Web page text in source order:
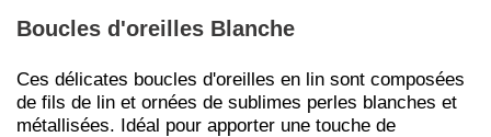
Boucles d'oreilles Blanche
Ces délicates boucles d'oreilles en lin sont composées
de fils de lin et ornées de sublimes perles blanches et
métallisées. Idéal pour apporter une touche de